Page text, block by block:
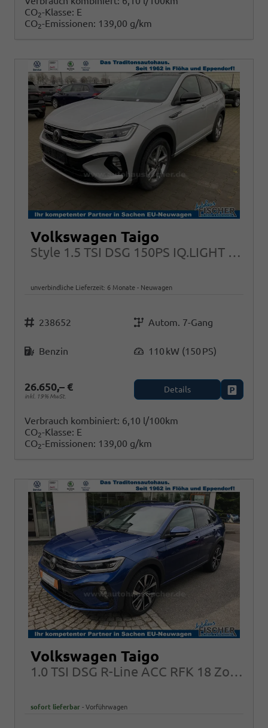
CO2-Klasse: E
CO2-Emissionen: 139,00 g/km
Volkswagen Taigo
Style 1.5 TSI DSG 150PS IQ.LIGHT APP-CONNECT IQ.DRIVE 17"ALU
unverbindliche Lieferzeit: 6 Monate Neuwagen
Fahrzeugnr.
238652
Getriebe
Autom. 7-Gang
Benzin 110 kW (150 PS)
26.650,– €
inkl. 19% MwSt.
Details
Verbrauch kombiniert: 6,10 l/100km
CO2-Klasse: E
CO2-Emissionen: 139,00 g/km
Volkswagen Taigo
1.0 TSI DSG R-Line ACC RFK 18 Zoll Kessy
sofort lieferbar Vorführwagen